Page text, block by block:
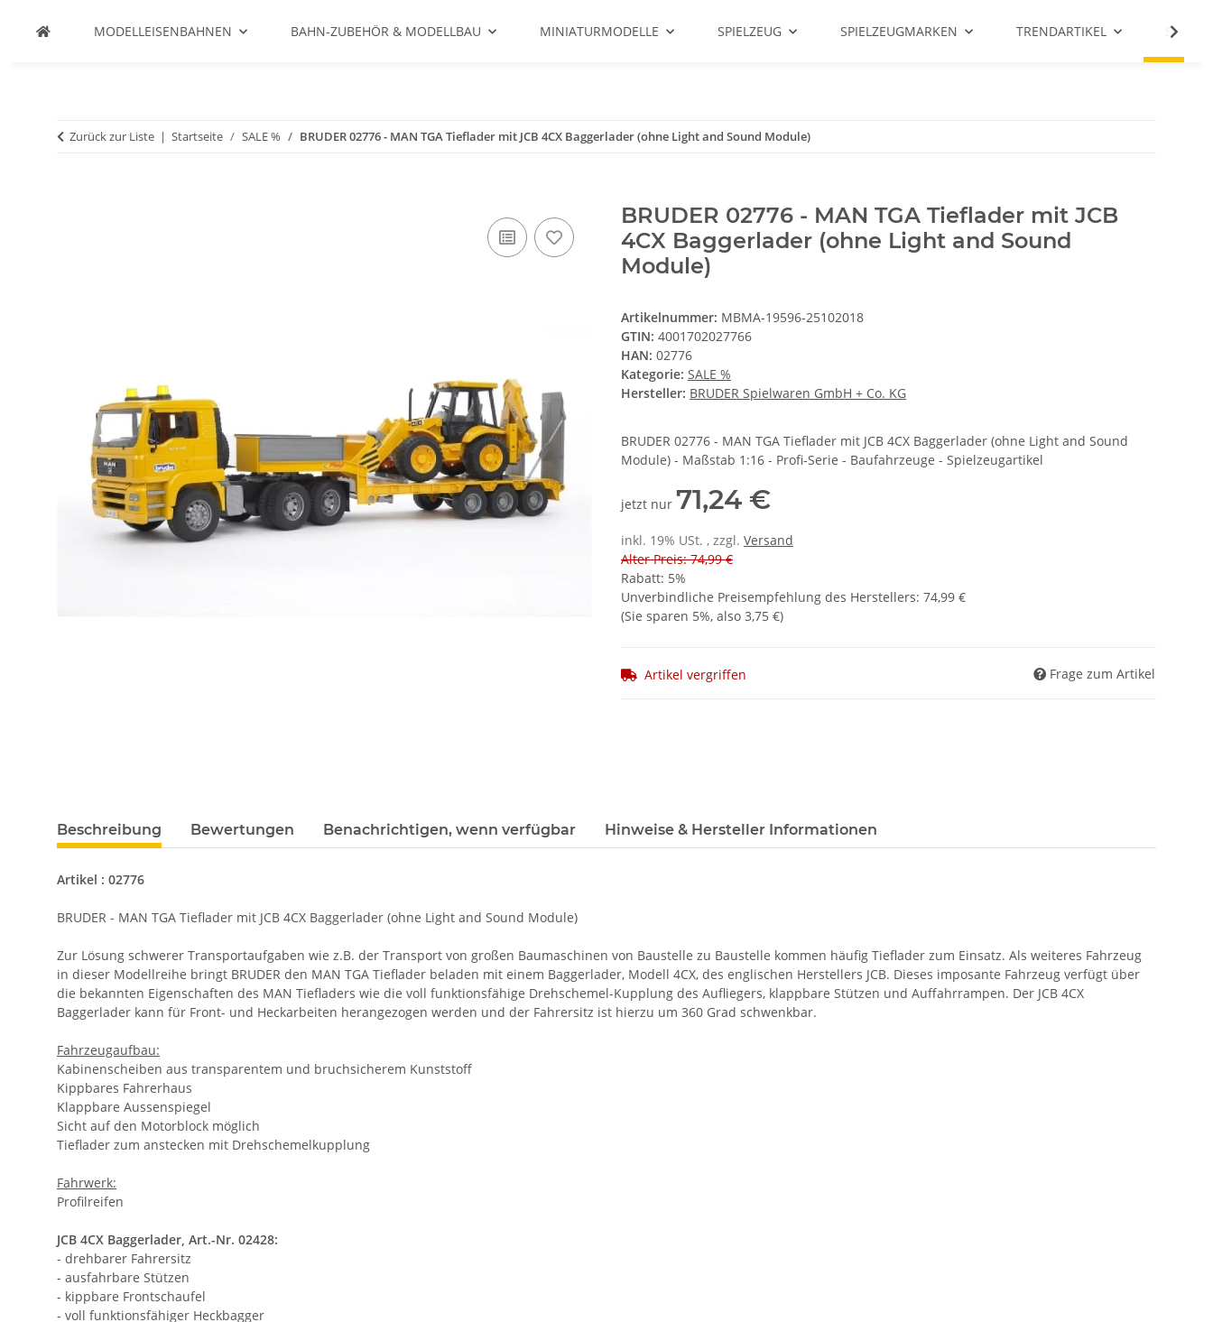
MODELLEISENBAHNEN BAHN-ZUBEHÖR & MODELLBAU MINIATURMODELLE SPIELZEUG SPIELZEUGMARKEN TRENDARTIKEL SALE %
Zurück zur Liste Startseite SALE % BRUDER 02776 - MAN TGA Tieflader mit JCB 4CX Baggerlader (ohne Light and Sound Module)
BRUDER 02776 - MAN TGA Tieflader mit JCB
4CX Baggerlader (ohne Light and Sound
Module)
Artikelnummer: MBMA-19596-25102018
GTIN: 4001702027766
HAN: 02776
Kategorie: SALE %
Hersteller: BRUDER Spielwaren GmbH + Co. KG
BRUDER 02776 - MAN TGA Tieflader mit JCB 4CX Baggerlader (ohne Light and Sound
Module) - Maßstab 1:16 - Profi-Serie - Baufahrzeuge - Spielzeugartikel
jetzt nur 71,24 €
inkl. 19% USt. , zzgl. Versand
Alter Preis: 74,99 €
Rabatt: 5%
Unverbindliche Preisempfehlung des Herstellers: 74,99 €
(Sie sparen 5%, also 3,75 €)
Artikel vergriffen Frage zum Artikel
Beschreibung Bewertungen Benachrichtigen, wenn verfügbar Hinweise & Hersteller Informationen
Artikel : 02776
BRUDER - MAN TGA Tieflader mit JCB 4CX Baggerlader (ohne Light and Sound Module)
Zur Lösung schwerer Transportaufgaben wie z.B. der Transport von großen Baumaschinen von Baustelle zu Baustelle kommen häufig Tieflader zum Einsatz. Als weiteres Fahrzeug
in dieser Modellreihe bringt BRUDER den MAN TGA Tieflader beladen mit einem Baggerlader, Modell 4CX, des englischen Herstellers JCB. Dieses imposante Fahrzeug verfügt über
die bekannten Eigenschaften des MAN Tiefladers wie die voll funktionsfähige Drehschemel-Kupplung des Aufliegers, klappbare Stützen und Auffahrrampen. Der JCB 4CX
Baggerlader kann für Front- und Heckarbeiten herangezogen werden und der Fahrersitz ist hierzu um 360 Grad schwenkbar.
Fahrzeugaufbau:
Kabinenscheiben aus transparentem und bruchsicherem Kunststoff
Kippbares Fahrerhaus
Klappbare Aussenspiegel
Sicht auf den Motorblock möglich
Tieflader zum anstecken mit Drehschemelkupplung
Fahrwerk:
Profilreifen
JCB 4CX Baggerlader, Art.-Nr. 02428:
- drehbarer Fahrersitz
- ausfahrbare Stützen
- kippbare Frontschaufel
- voll funktionsfähiger Heckbagger